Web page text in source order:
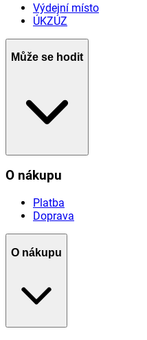
Výdejní místo
ÚKZÚZ
Může se hodit
O nákupu
Platba
Doprava
O nákupu